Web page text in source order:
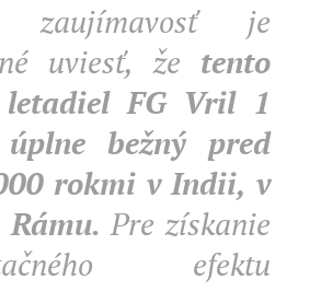
zaujímavosť je
uviesť, že tento
FG Vril 1
bežný pred
rokmi v Indii, v
Pre získanie
efektu